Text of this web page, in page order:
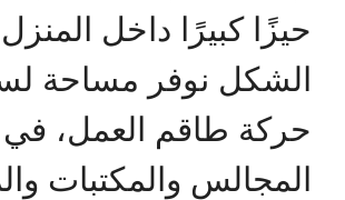
حيزًا كبيرًا داخل
الشكل نوفر مساحة
حركة طاقم العمل، في
المجالس والمكتبات